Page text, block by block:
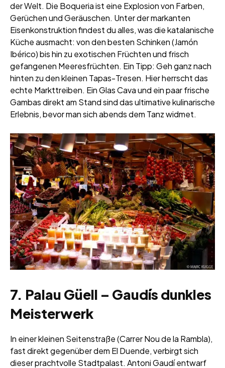
der Welt. Die Boqueria ist eine Explosion von Farben,
Gerüchen und Geräuschen. Unter der markanten
Eisenkonstruktion findest du alles, was die katalanische
Küche ausmacht: von den besten Schinken (Jamón
Ibérico) bis hin zu exotischen Früchten und frisch
gefangenen Meeresfrüchten. Ein Tipp: Geh ganz nach
hinten zu den kleinen Tapas-Tresen. Hier herrscht das
echte Markttreiben. Ein Glas Cava und ein paar frische
Gambas direkt am Stand sind das ultimative kulinarische
Erlebnis, bevor man sich abends dem Tanz widmet.
7. Palau Güell – Gaudís dunkles
Meisterwerk
In einer kleinen Seitenstraße (Carrer Nou de la Rambla),
fast direkt gegenüber dem El Duende, verbirgt sich
dieser prachtvolle Stadtpalast. Antoni Gaudí entwarf